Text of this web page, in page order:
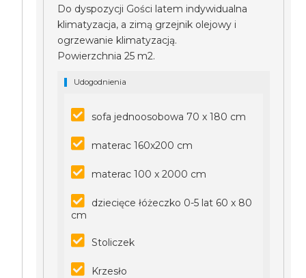
Do dyspozycji Gości latem indywidualna
klimatyzacja, a zimą grzejnik olejowy i
ogrzewanie klimatyzacją.
Powierzchnia 25 m2.
Udogodnienia
sofa jednoosobowa 70 x 180 cm
materac 160x200 cm
materac 100 x 2000 cm
dziecięce łóżeczko 0-5 lat 60 x 80
cm
Stoliczek
Krzesło